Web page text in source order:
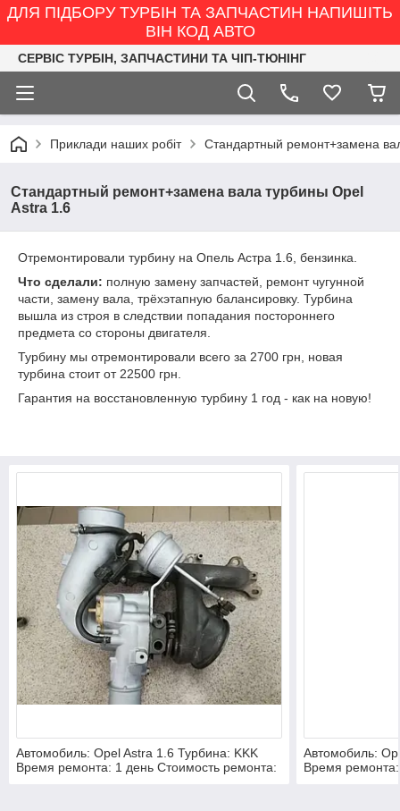
ДЛЯ ПІДБОРУ ТУРБІН ТА ЗАПЧАСТИН НАПИШІТЬ
ВІН КОД АВТО
СЕРВІС ТУРБІН, ЗАПЧАСТИНИ ТА ЧІП-ТЮНІНГ
Приклади наших робіт Стандартный ремонт+замена
Стандартный ремонт+замена вала турбины Opel
Astra 1.6
Отремонтировали турбину на Опель Астра 1.6, бензинка.
Что сделали: полную замену запчастей, ремонт чугунной
части, замену вала, трёхэтапную балансировку. Турбина
вышла из строя в следствии попадания постороннего
предмета со стороны двигателя.
Турбину мы отремонтировали всего за 2700 грн, новая
турбина стоит от 22500 грн.
Гарантия на восстановленную турбину 1 год - как на новую!
Автомобиль: Opel Astra 1.6 Турбина: KKK
Время ремонта: 1 день Стоимость ремонта:
Автомобиль:
Время